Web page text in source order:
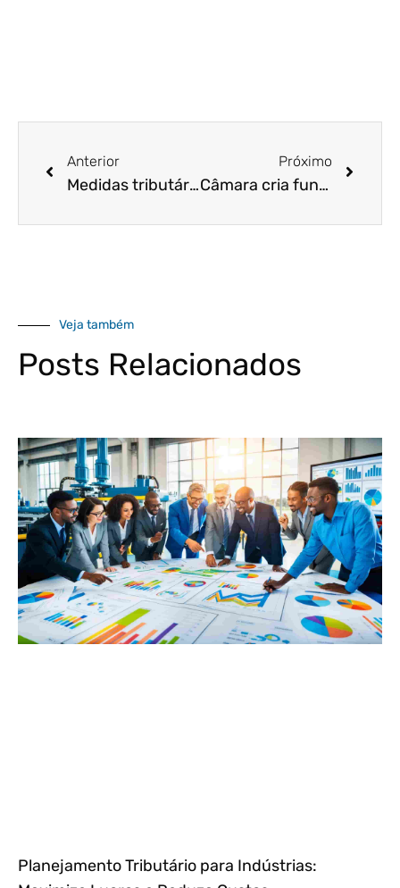
Anterior
Medidas tributárias Não devem conter efeitos da crise para empresas e colaboradores
Próximo
Câmara cria fundo de R$ 15,9 bi para garantir empréstimos para microempresa
Veja também
Posts Relacionados
Planejamento Tributário para Indústrias: